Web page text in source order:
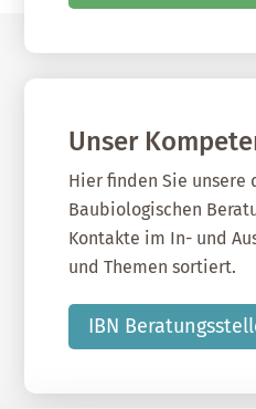
Unser
Hier finden Sie unsere
Baubiologischen
Kontakte im In- und
und Themen sortiert.
IBN